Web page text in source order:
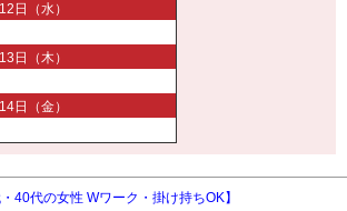
日（水）
日（木）
日（金）
・40代の女性 Wワーク・掛け持ちOK】